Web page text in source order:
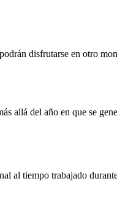
disfrutarse en otro
allá del año en que se
al tiempo trabajado